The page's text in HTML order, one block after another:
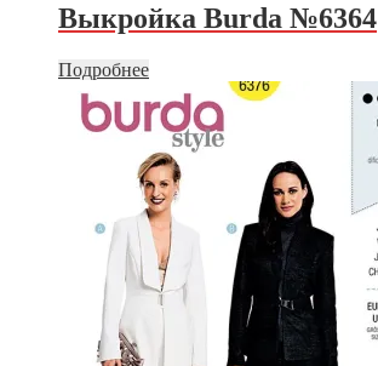
Выкройка Burda №6364
Подробнее